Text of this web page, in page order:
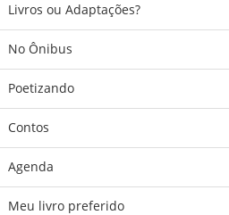
Livros ou Adaptações?
No Ônibus
Poetizando
Contos
Agenda
Meu livro preferido